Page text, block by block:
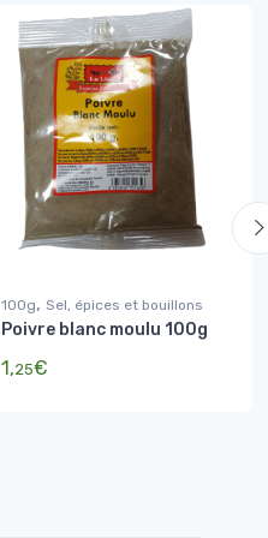
100g, Sel, épices et bouillons
Poivre blanc moulu 100g
1,25€